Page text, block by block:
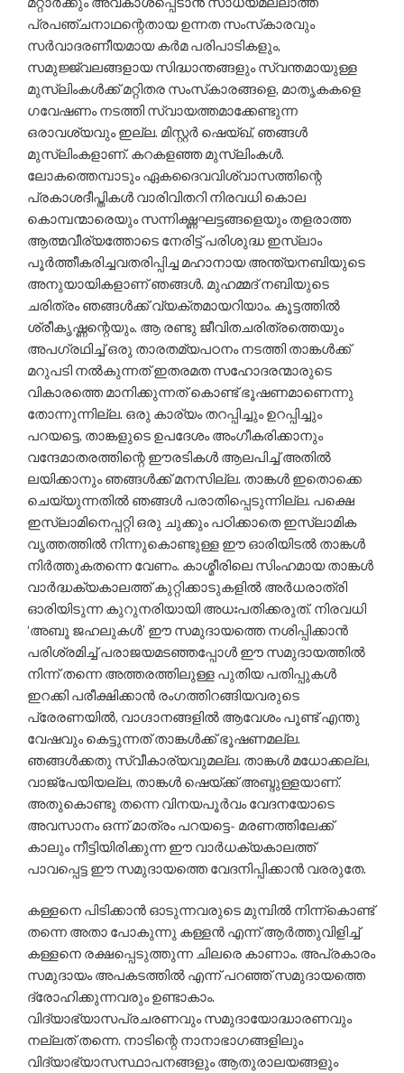
പ്രപഞ്ചനാഥന്റെതായ ഉന്നത സംസ്‌കാരവും
സര്‍വാദരണീയമായ കര്‍മ പരിപാടികളും,
സമുജ്ജ്വലങ്ങളായ സിദ്ധാന്തങ്ങളും സ്വന്തമായുള്ള
മുസ്‌ലിംകള്‍ക്ക് മറ്റിതര സംസ്‌കാരങ്ങളെ, മാതൃകകളെ
ഗവേഷണം നടത്തി സ്വായത്തമാക്കേണ്ടുന്ന
ഒരാവശ്യവും ഇല്ല. മിസ്റ്റര്‍ ഷെയ്ഖ്, ഞങ്ങള്‍
മുസ്‌ലിംകളാണ്. കറകളഞ്ഞ മുസ്‌ലിംകള്‍.
ലോകത്തെമ്പാടും ഏകദൈവവിശ്വാസത്തിന്റെ
പ്രകാശദീപ്തികള്‍ വാരിവിതറി നിരവധി കൊല
കൊമ്പന്മാരെയും സന്നിഗ്ദ്ധഘട്ടങ്ങളെയും തളരാത്ത
ആത്മവീര്യത്തോടെ നേരിട്ട് പരിശുദ്ധ ഇസ്‌ലാം
പൂര്‍ത്തീകരിച്ചവതരിപ്പിച്ച മഹാനായ അന്ത്യനബിയുടെ
അനുയായികളാണ് ഞങ്ങള്‍. മുഹമ്മദ് നബിയുടെ
ചരിത്രം ഞങ്ങള്‍ക്ക് വ്യക്തമായറിയാം. കൂട്ടത്തില്‍
ശ്രീകൃഷ്ണന്റെയും. ആ രണ്ടു ജീവിതചരിത്രത്തെയും
അപഗ്രഥിച്ച് ഒരു താരതമ്യപഠനം നടത്തി താങ്കള്‍ക്ക്
മറുപടി നല്‍കുന്നത് ഇതരമത സഹോദരന്മാരുടെ
വികാരത്തെ മാനിക്കുന്നത് കൊണ്ട് ഭൂഷണമാണെന്നു
തോന്നുന്നില്ല. ഒരു കാര്യം തറപ്പിച്ചും ഉറപ്പിച്ചും
പറയട്ടെ, താങ്കളുടെ ഉപദേശം അംഗീകരിക്കാനും
വന്ദേമാതരത്തിന്റെ ഈരടികള്‍ ആലപിച്ച് അതില്‍
ലയിക്കാനും ഞങ്ങള്‍ക്ക് മനസില്ല. താങ്കള്‍ ഇതൊക്കെ
ചെയ്യുന്നതില്‍ ഞങ്ങള്‍ പരാതിപ്പെടുന്നില്ല. പക്ഷെ
ഇസ്‌ലാമിനെപ്പറ്റി ഒരു ചുക്കും പഠിക്കാതെ ഇസ്‌ലാമിക
വൃത്തത്തില്‍ നിന്നുകൊണ്ടുള്ള ഈ ഓരിയിടല്‍ താങ്കള്‍
നിര്‍ത്തുകതന്നെ വേണം. കാശ്മീരിലെ സിംഹമായ താങ്കള്‍
വാര്‍ദ്ധക്യകാലത്ത് കുറ്റിക്കാടുകളില്‍ അര്‍ധരാത്രി
ഓരിയിടുന്ന കുറുനരിയായി അധഃപതിക്കരുത്. നിരവധി
‘അബൂ ജഹലുകള്‍’ ഈ സമുദായത്തെ നശിപ്പിക്കാന്‍
പരിശ്രമിച്ച് പരാജയമടഞ്ഞപ്പോള്‍ ഈ സമുദായത്തില്‍
നിന്ന് തന്നെ അത്തരത്തിലുള്ള പുതിയ പതിപ്പുകള്‍
ഇറക്കി പരീക്ഷിക്കാന്‍ രംഗത്തിറങ്ങിയവരുടെ
പ്രേരണയില്‍, വാഗ്ദാനങ്ങളില്‍ ആവേശം പൂണ്ട് എന്തു
വേഷവും കെട്ടുന്നത് താങ്കള്‍ക്ക് ഭൂഷണമല്ല.
ഞങ്ങള്‍ക്കതു സ്വീകാര്യവുമല്ല. താങ്കള്‍ മധോക്കല്ല,
വാജ്പേയിയല്ല, താങ്കള്‍ ഷെയ്ക്ക് അബ്ദുള്ളയാണ്.
അതുകൊണ്ടു തന്നെ വിനയപൂര്‍വം വേദനയോടെ
അവസാനം ഒന്ന് മാത്രം പറയട്ടെ- മരണത്തിലേക്ക്
കാലും നീട്ടിയിരിക്കുന്ന ഈ വാര്‍ധക്യകാലത്ത്
പാവപ്പെട്ട ഈ സമുദായത്തെ വേദനിപ്പിക്കാന്‍ വരരുതേ.
കള്ളനെ പിടിക്കാന്‍ ഓടുന്നവരുടെ മുമ്പില്‍ നിന്ന്‌കൊണ്ട്
തന്നെ അതാ പോകുന്നു കള്ളന്‍ എന്ന് ആര്‍ത്തുവിളിച്ച്
കള്ളനെ രക്ഷപ്പെടുത്തുന്ന ചിലരെ കാണാം. അപ്രകാരം
സമുദായം അപകടത്തില്‍ എന്ന് പറഞ്ഞ് സമുദായത്തെ
ദ്രോഹിക്കുന്നവരും ഉണ്ടാകാം.
വിദ്യാഭ്യാസപ്രചരണവും സമുദായോദ്ധാരണവും
നല്ലത് തന്നെ. നാടിന്റെ നാനാഭാഗങ്ങളിലും
വിദ്യാഭ്യാസസ്ഥാപനങ്ങളും ആതുരാലയങ്ങളും